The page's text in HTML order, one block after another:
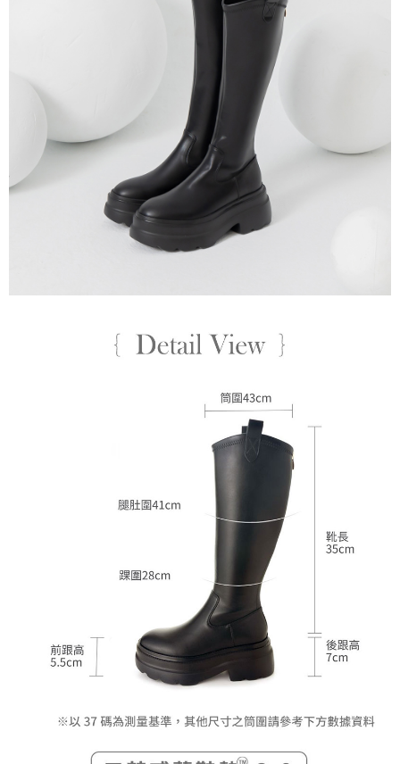
時審查核予不同之上限額度；若仍有額度不足之情形，本公司將視審查結果
５．嚴禁一人註冊多個帳號或使用他人資訊註冊。若發現惡意使用之情形，
恩沛科技股份有限公司將有權停止該用戶之使用額度並採取法律行動。